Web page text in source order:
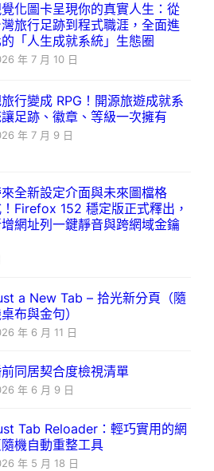
化圖卡呈現你的真實人生：從
旅行足跡到程式職涯，全面進
「人生成就系統」生態圈
年 7 月 10 日
行變成 RPG！開源旅遊成就系
足跡、徽章、等級一次擁有
年 7 月 9 日
全新設定介面與未來圖檔格
Firefox 152 穩定版正式釋出，
網址列一鍵靜音與跨網域金鑰
a New Tab – 拾光新分頁（隨
布與金句）
年 6 月 11 日
同居契合度檢視清單
年 6 月 9 日
Tab Reloader：輕巧實用的網
機自動重整工具
年 5 月 18 日